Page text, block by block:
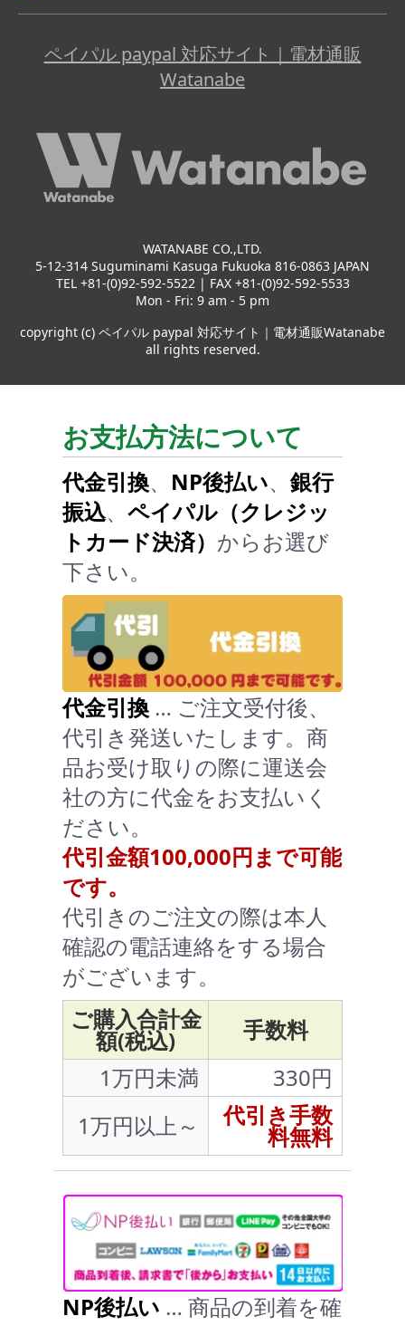
ペイパル paypal 対応サイト｜電材通販
Watanabe
WATANABE CO.,LTD.
5-12-314 Suguminami Kasuga Fukuoka 816-0863 JAPAN
TEL +81-(0)92-592-5522 | FAX +81-(0)92-592-5533
Mon - Fri: 9 am - 5 pm
copyright (c) ペイパル paypal 対応サイト｜電材通販Watanabe
all rights reserved.
お支払方法について
代金引換、 NP後払い、 銀行
振込、 ペイパル（クレジッ
トカード決済） からお選び
下さい。
代金引換 … ご注文受付後、
代引き発送いたします。商
品お受け取りの際に運送会
社の方に代金をお支払いく
ださい。
代引金額100,000円まで可能
です。
代引きのご注文の際は本人
確認の電話連絡をする場合
がございます。
ご購入合計金
額(税込)
手数料
1万円未満
330円
1万円以上～
代引き手数
料無料
NP後払い … 商品の到着を確